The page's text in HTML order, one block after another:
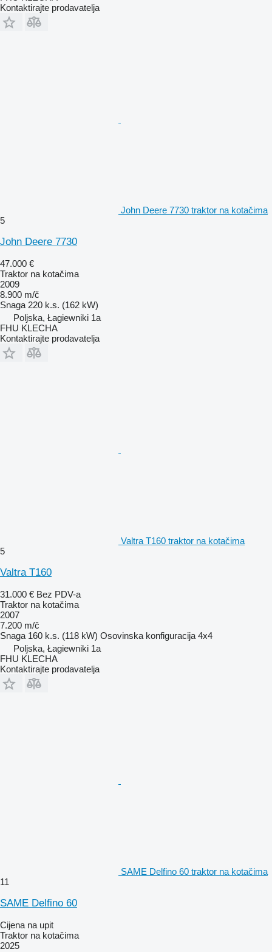
Kontaktirajte prodavatelja
John Deere 7730 traktor na kotačima
5
John Deere 7730
47.000 €
Traktor na kotačima
2009
8.900 m/č
Snaga 220 k.s. (162 kW)
Poljska, Łagiewniki 1a
FHU KLECHA
Kontaktirajte prodavatelja
Valtra T160 traktor na kotačima
5
Valtra T160
31.000 € Bez PDV-a
Traktor na kotačima
2007
7.200 m/č
Snaga 160 k.s. (118 kW) Osovinska konfiguracija 4x4
Poljska, Łagiewniki 1a
FHU KLECHA
Kontaktirajte prodavatelja
SAME Delfino 60 traktor na kotačima
11
SAME Delfino 60
Cijena na upit
Traktor na kotačima
2025